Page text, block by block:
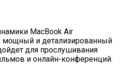
MacBook Air
мощный и детализированный
для прослушивания
и онлайн-конференций.